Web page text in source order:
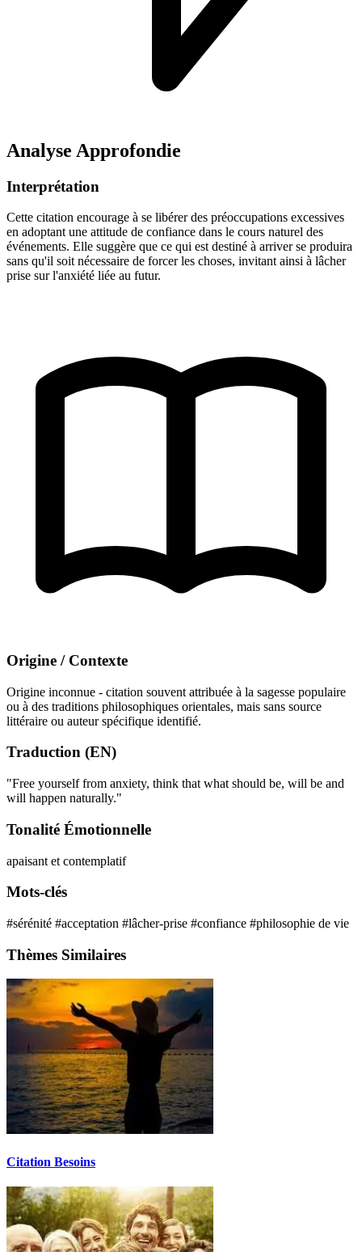
Analyse Approfondie
Interprétation
Cette citation encourage à se libérer des préoccupations excessives
en adoptant une attitude de confiance dans le cours naturel des
événements. Elle suggère que ce qui est destiné à arriver se produira
sans qu'il soit nécessaire de forcer les choses, invitant ainsi à lâcher
prise sur l'anxiété liée au futur.
Origine / Contexte
Origine inconnue - citation souvent attribuée à la sagesse populaire
ou à des traditions philosophiques orientales, mais sans source
littéraire ou auteur spécifique identifié.
Traduction (EN)
"Free yourself from anxiety, think that what should be, will be and
will happen naturally."
Tonalité Émotionnelle
apaisant et contemplatif
Mots-clés
#sérénité #acceptation #lâcher-prise #confiance #philosophie de vie
Thèmes Similaires
Citation Besoins